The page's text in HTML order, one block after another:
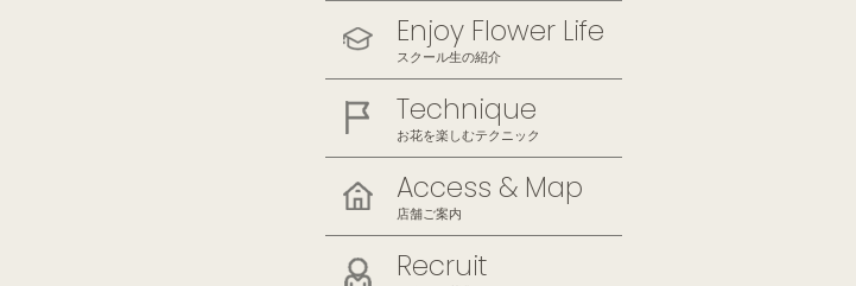
Enjoy Flower Life
スクール生の紹介
Technique
お花を楽しむテクニック
Access & Map
店舗ご案内
Recruit